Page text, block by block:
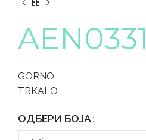
AEN0331
GORNO
TRKALO
ОДБЕРИ БОЈА